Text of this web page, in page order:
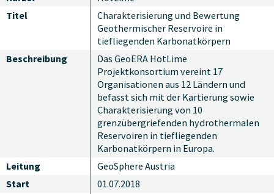
Titel
Charakterisierung und Bewertung
Geothermischer Reservoire in
tiefliegenden Karbonatkörpern
Beschreibung
Das GeoERA HotLime
Projektkonsortium vereint 17
Organisationen aus 12 Ländern und
befasst sich mit der Kartierung sowie
Charakterisierung von 10
grenzübergriefenden hydrothermalen
Reservoiren in tiefliegenden
Karbonatkörpern in Europa.
Leitung
GeoSphere Austria
Start
01.07.2018